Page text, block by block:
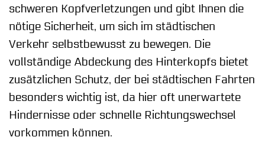
schweren Kopfverletzungen und gibt Ihnen die
nötige Sicherheit, um sich im städtischen
Verkehr selbstbewusst zu bewegen. Die
vollständige Abdeckung des Hinterkopfs bietet
zusätzlichen Schutz, der bei städtischen Fahrten
besonders wichtig ist, da hier oft unerwartete
Hindernisse oder schnelle Richtungswechsel
vorkommen können.